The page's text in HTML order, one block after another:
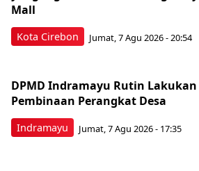
Kota Cirebon
Mall
Jumat, 7 Agu 2026 - 20:54
Indramayu
DPMD Indramayu Rutin Lakukan
Pembinaan Perangkat Desa
Jumat, 7 Agu 2026 - 17:35